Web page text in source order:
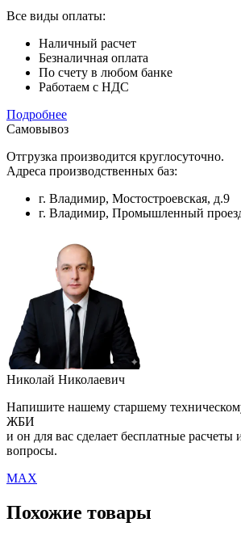
Все виды оплаты:
Наличный расчет
Безналичная оплата
По счету в любом банке
Работаем с НДС
Подробнее
Самовывоз
Отгрузка производится круглосуточно.
Адреса производственных баз:
г. Владимир, Мостостроевская, д.9
г. Владимир, Промышленный
Николай Николаевич
Напишите нашему старшему
ЖБИ
и он для вас сделает бесплатные расчеты
вопросы.
MAX
Похожие товары